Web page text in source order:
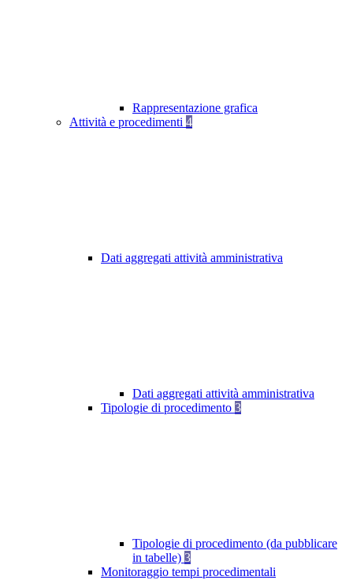
Rappresentazione grafica
Attività e procedimenti 4
Dati aggregati attività amministrativa
Dati aggregati attività amministrativa
Tipologie di procedimento 3
Tipologie di procedimento (da pubblicare
in tabelle) 3
Monitoraggio tempi procedimentali